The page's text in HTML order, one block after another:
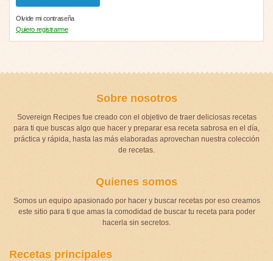
Olvide mi contraseña
Quiero registrarme
Sobre nosotros
Sovereign Recipes fue creado con el objetivo de traer deliciosas recetas
para ti que buscas algo que hacer y preparar esa receta sabrosa en el día,
práctica y rápida, hasta las más elaboradas aprovechan nuestra colección
de recetas.
Quienes somos
Somos un equipo apasionado por hacer y buscar recetas por eso creamos
este sitio para ti que amas la comodidad de buscar tu receta para poder
hacerla sin secretos.
Recetas principales